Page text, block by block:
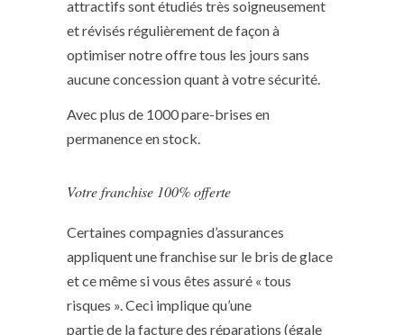
attractifs sont étudiés très soigneusement
et révisés régulièrement de façon à
optimiser notre offre tous les jours sans
aucune concession quant à votre sécurité.
Avec plus de 1000 pare-brises en
permanence en stock.
Votre franchise 100% offerte
Certaines compagnies d’assurances
appliquent une franchise sur le bris de glace
et ce même si vous êtes assuré « tous
risques ». Ceci implique qu’une
partie de la facture des réparations (égale